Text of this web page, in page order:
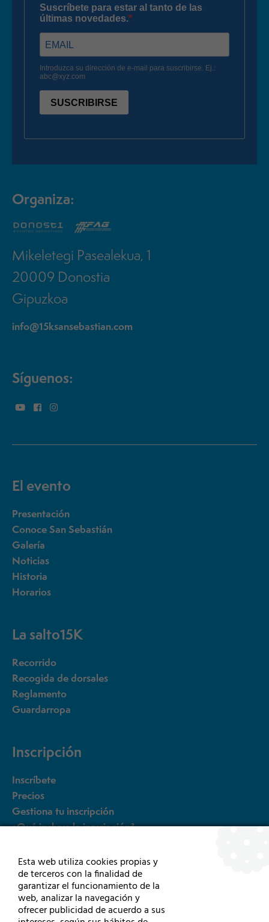
Organiza:
Mikeletegi Pasealekua, 1
20009 Donostia
Gipuzkoa
info@15ksansebastian.com
Síguenos:
El evento
Presentación
Conoce San Sebastián
Galería
Noticias
Historia
Horarios
La salto15K
Recorrido
Recogida de dorsales
Reglamento
Guardarropa
Inscripción
Inscríbete
Precios
Gestiona tu inscripción
¿Qué incluye la inscripción?
Otras pruebas
5k
Esta web utiliza cookies propias y
de terceros con la finalidad de
garantizar el funcionamiento de la
web, analizar la navegación y
ofrecer publicidad de acuerdo a sus